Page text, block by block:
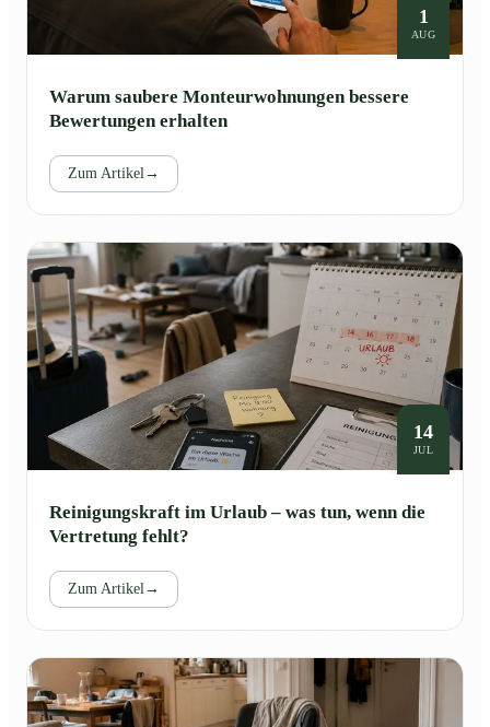
1
AUG
Warum saubere Monteurwohnungen bessere
Bewertungen erhalten
Zum Artikel →
14
JUL
Reinigungskraft im Urlaub – was tun, wenn die
Vertretung fehlt?
Zum Artikel →